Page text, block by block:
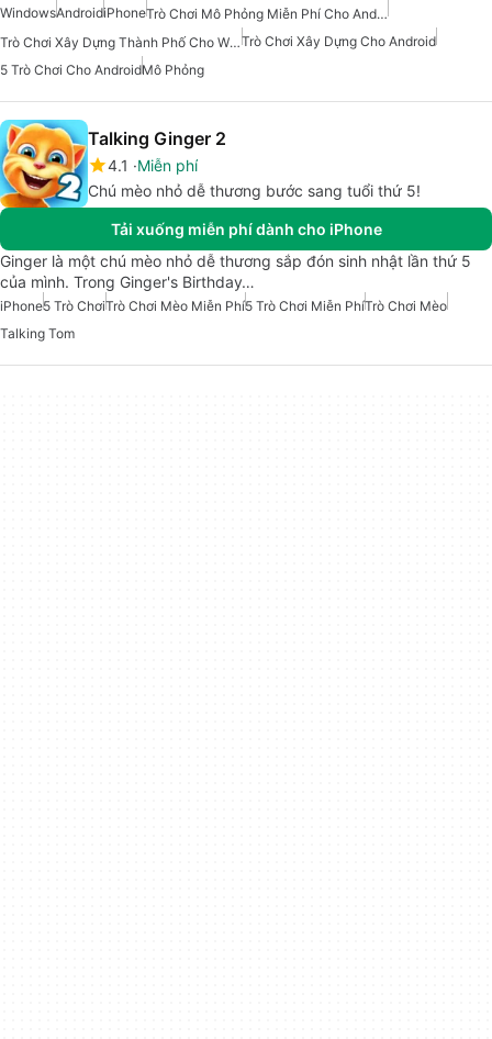
WindowsAndroidiPhone
Trò Chơi Mô Phỏng Miễn Phí Cho Android
Trò Chơi Xây Dựng Thành Phố Cho Windows 10Trò Chơi Xây Dựng Cho Android
5 Trò Chơi Cho AndroidMô Phỏng
Talking Ginger 2
4.1
Miễn phí
Chú mèo nhỏ dễ thương bước sang tuổi thứ 5!
Tải xuống miễn phí dành cho iPhone
Ginger là một chú mèo nhỏ dễ thương sắp đón sinh nhật lần thứ 5
của mình. Trong Ginger's Birthday…
iPhone5 Trò ChơiTrò Chơi Mèo Miễn Phí5 Trò Chơi Miễn PhíTrò Chơi Mèo
Talking Tom